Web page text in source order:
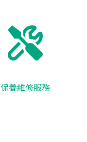
保養維修服務